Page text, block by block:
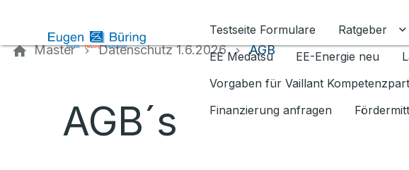
Testseite Formulare
Ratgeber
EE Medatsu
EE-Energie neu
Vorgaben für Vaillant
Finanzierung anfragen
Master Datenschutz 1.6.2026 AGB
AGB´s